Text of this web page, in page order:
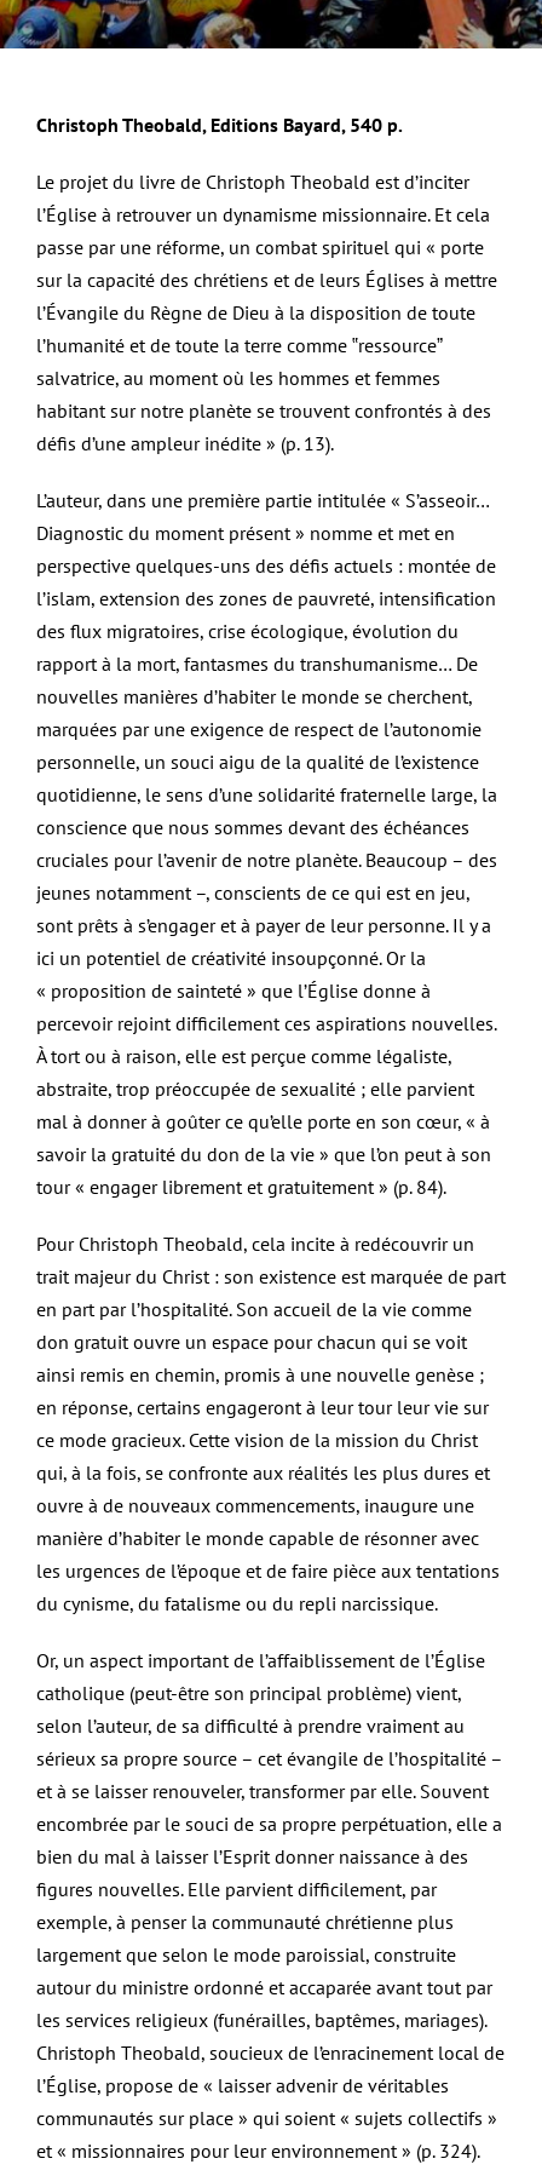
Christoph Theobald, Editions Bayard, 540 p.
Le projet du livre de Christoph Theobald est d’inciter
l’Église à retrouver un dynamisme missionnaire. Et cela
passe par une réforme, un combat spirituel qui « porte
sur la capacité des chrétiens et de leurs Églises à mettre
l’Évangile du Règne de Dieu à la disposition de toute
l’humanité et de toute la terre comme ‟ressourceˮ
salvatrice, au moment où les hommes et femmes
habitant sur notre planète se trouvent confrontés à des
défis d’une ampleur inédite » (p. 13).
L’auteur, dans une première partie intitulée « S’asseoir…
Diagnostic du moment présent » nomme et met en
perspective quelques-uns des défis actuels : montée de
l’islam, extension des zones de pauvreté, intensification
des flux migratoires, crise écologique, évolution du
rapport à la mort, fantasmes du transhumanisme… De
nouvelles manières d’habiter le monde se cherchent,
marquées par une exigence de respect de l’autonomie
personnelle, un souci aigu de la qualité de l’existence
quotidienne, le sens d’une solidarité fraternelle large, la
conscience que nous sommes devant des échéances
cruciales pour l’avenir de notre planète. Beaucoup – des
jeunes notamment –, conscients de ce qui est en jeu,
sont prêts à s’engager et à payer de leur personne. Il y a
ici un potentiel de créativité insoupçonné. Or la
« proposition de sainteté » que l’Église donne à
percevoir rejoint difficilement ces aspirations nouvelles.
À tort ou à raison, elle est perçue comme légaliste,
abstraite, trop préoccupée de sexualité ; elle parvient
mal à donner à goûter ce qu’elle porte en son cœur, « à
savoir la gratuité du don de la vie » que l’on peut à son
tour « engager librement et gratuitement » (p. 84).
Pour Christoph Theobald, cela incite à redécouvrir un
trait majeur du Christ : son existence est marquée de part
en part par l’hospitalité. Son accueil de la vie comme
don gratuit ouvre un espace pour chacun qui se voit
ainsi remis en chemin, promis à une nouvelle genèse ;
en réponse, certains engageront à leur tour leur vie sur
ce mode gracieux. Cette vision de la mission du Christ
qui, à la fois, se confronte aux réalités les plus dures et
ouvre à de nouveaux commencements, inaugure une
manière d’habiter le monde capable de résonner avec
les urgences de l’époque et de faire pièce aux tentations
du cynisme, du fatalisme ou du repli narcissique.
Or, un aspect important de l’affaiblissement de l’Église
catholique (peut-être son principal problème) vient,
selon l’auteur, de sa difficulté à prendre vraiment au
sérieux sa propre source – cet évangile de l’hospitalité –
et à se laisser renouveler, transformer par elle. Souvent
encombrée par le souci de sa propre perpétuation, elle a
bien du mal à laisser l’Esprit donner naissance à des
figures nouvelles. Elle parvient difficilement, par
exemple, à penser la communauté chrétienne plus
largement que selon le mode paroissial, construite
autour du ministre ordonné et accaparée avant tout par
les services religieux (funérailles, baptêmes, mariages).
Christoph Theobald, soucieux de l’enracinement local de
l’Église, propose de « laisser advenir de véritables
communautés sur place » qui soient « sujets collectifs »
et « missionnaires pour leur environnement » (p. 324).